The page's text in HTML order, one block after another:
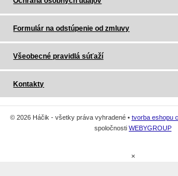
Formulár na odstúpenie od zmluvy
Všeobecné pravidlá súťaží
Kontakty
© 2026 Háčik - všetky práva vyhradené • tvorba eshopu
spoločnosti WEBYGROUP
×